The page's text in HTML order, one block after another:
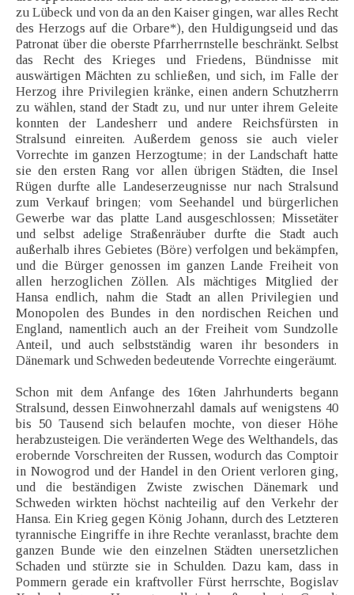
zu Lübeck und von da an den Kaiser gingen, war alles Recht
des Herzogs auf die Orbare*), den Huldigungseid und das
Patronat über die oberste Pfarrherrnstelle beschränkt. Selbst
das Recht des Krieges und Friedens, Bündnisse mit
auswärtigen Mächten zu schließen, und sich, im Falle der
Herzog ihre Privilegien kränke, einen andern Schutzherrn
zu wählen, stand der Stadt zu, und nur unter ihrem Geleite
konnten der Landesherr und andere Reichsfürsten in
Stralsund einreiten. Außerdem genoss sie auch vieler
Vorrechte im ganzen Herzogtume; in der Landschaft hatte
sie den ersten Rang vor allen übrigen Städten, die Insel
Rügen durfte alle Landeserzeugnisse nur nach Stralsund
zum Verkauf bringen; vom Seehandel und bürgerlichen
Gewerbe war das platte Land ausgeschlossen; Missetäter
und selbst adelige Straßenräuber durfte die Stadt auch
außerhalb ihres Gebietes (Böre) verfolgen und bekämpfen,
und die Bürger genossen im ganzen Lande Freiheit von
allen herzoglichen Zöllen. Als mächtiges Mitglied der
Hansa endlich, nahm die Stadt an allen Privilegien und
Monopolen des Bundes in den nordischen Reichen und
England, namentlich auch an der Freiheit vom Sundzolle
Anteil, und auch selbstständig waren ihr besonders in
Dänemark und Schweden bedeutende Vorrechte eingeräumt.
Schon mit dem Anfange des 16ten Jahrhunderts begann
Stralsund, dessen Einwohnerzahl damals auf wenigstens 40
bis 50 Tausend sich belaufen mochte, von dieser Höhe
herabzusteigen. Die veränderten Wege des Welthandels, das
erobernde Vorschreiten der Russen, wodurch das Comptoir
in Nowogrod und der Handel in den Orient verloren ging,
und die beständigen Zwiste zwischen Dänemark und
Schweden wirkten höchst nachteilig auf den Verkehr der
Hansa. Ein Krieg gegen König Johann, durch des Letzteren
tyrannische Eingriffe in ihre Rechte veranlasst, brachte dem
ganzen Bunde wie den einzelnen Städten unersetzlichen
Schaden und stürzte sie in Schulden. Dazu kam, dass in
Pommern gerade ein kraftvoller Fürst herrschte, Bogislav